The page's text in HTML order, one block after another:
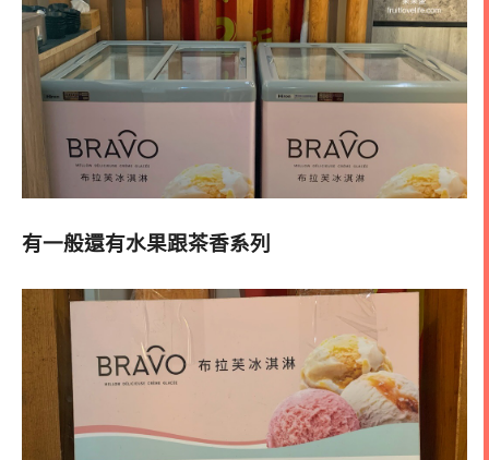
有一般還有水果跟茶香系列